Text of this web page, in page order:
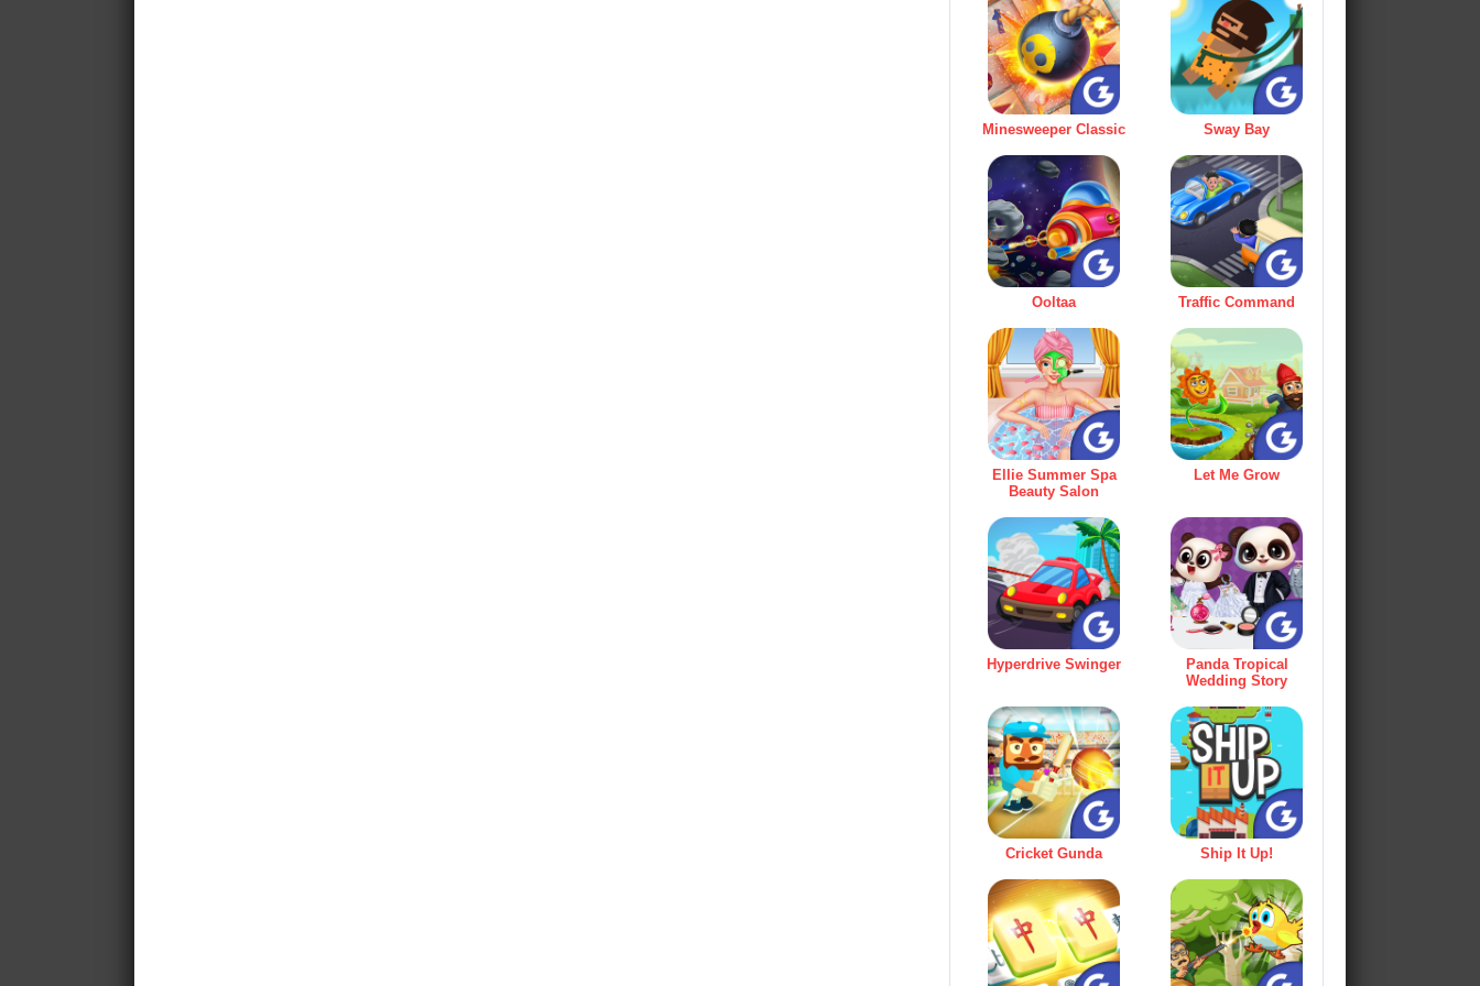
Minesweeper Classic Sway Bay
Ooltaa Traffic Command
Ellie Summer Spa
Beauty Salon
Let Me Grow
Hyperdrive Swinger
Panda Tropical
Wedding Story
Cricket Gunda Ship It Up!